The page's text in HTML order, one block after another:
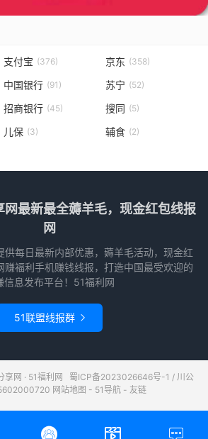
支付宝 (376) 京东 (358)
中国银行 (91) 苏宁 (52)
招商银行 (45) 搜同 (5)
儿保 (3) 辅食 (2)
网最新最全薅羊毛，现金红包线报
网
供每日最新内部优惠，薅羊毛活动，现金红
赚福利手机赚钱线报，打造中国最受欢迎的
信息发布平台！51福利网
51联盟线报群 
享网 · 51福利网 蜀ICP备2023026646号-1 / 川公
网站地图 - 51导航 - 友链
  